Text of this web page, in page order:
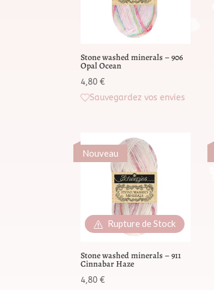
Stone washed minerals – 906
Opal Ocean
4,80€
Sauvegardez vos envies
Nouveau
Rupture de Stock
Stone washed minerals – 911
Cinnabar Haze
4,80€